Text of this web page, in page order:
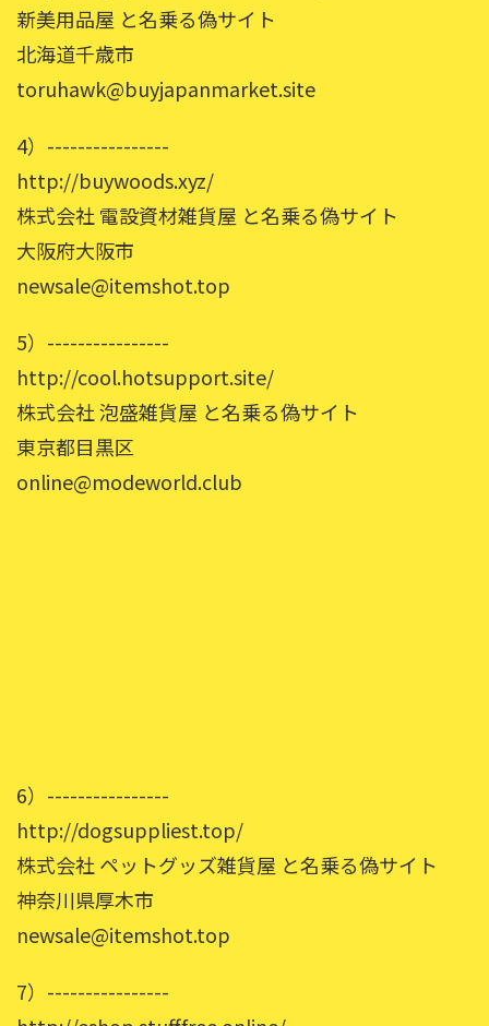
新美用品屋 と名乗る偽サイト
北海道千歳市
toruhawk@buyjapanmarket.site
4）----------------
http://buywoods.xyz/
株式会社 電設資材雑貨屋 と名乗る偽サイト
大阪府大阪市
newsale@itemshot.top
5）----------------
http://cool.hotsupport.site/
株式会社 泡盛雑貨屋 と名乗る偽サイト
東京都目黒区
online@modeworld.club
6）----------------
http://dogsuppliest.top/
株式会社 ペットグッズ雑貨屋 と名乗る偽サイト
神奈川県厚木市
newsale@itemshot.top
7）----------------